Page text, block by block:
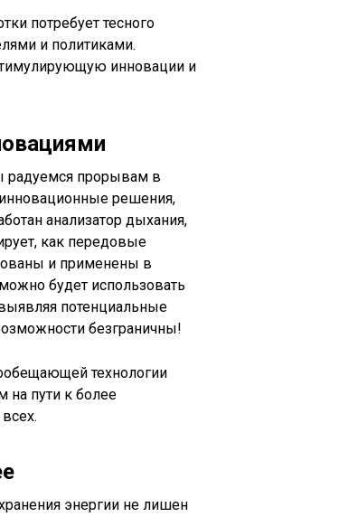
потребует тесного
и политиками.
инновации и
радуемся прорывам в
решения,
анализатор дыхания,
как передовые
и применены в
будет использовать
потенциальные
безграничны!
технологии
на пути к более
энергии не лишен